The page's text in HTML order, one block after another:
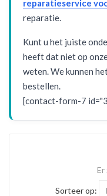
reparatieservice
reparatie.
Kunt u het juiste
heeft dat niet op
weten. We kunnen
bestellen.
[contact-form-7
Er
Sorteer op: